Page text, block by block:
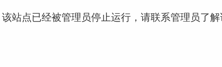
站点已经被管理员停止运行，请联系管理员了